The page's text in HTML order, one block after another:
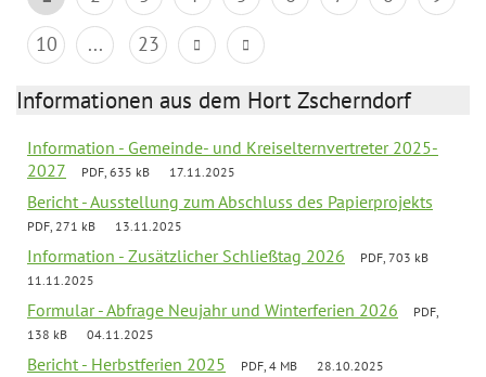
10
... 23
Informationen aus dem Hort Zscherndorf
Information - Gemeinde- und Kreiselternvertreter 2025-
2027
PDF, 635 kB 17.11.2025
Bericht - Ausstellung zum Abschluss des Papierprojekts
PDF, 271 kB 13.11.2025
Information - Zusätzlicher Schließtag 2026
PDF, 703 kB
11.11.2025
Formular - Abfrage Neujahr und Winterferien 2026
PDF,
138 kB
04.11.2025
Bericht - Herbstferien 2025 PDF, 4 MB 28.10.2025